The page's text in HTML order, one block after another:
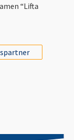
“Lifta